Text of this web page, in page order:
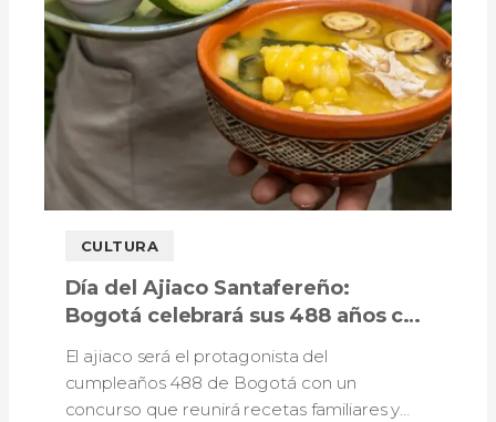
CULTURA
Día del Ajiaco Santafereño:
Bogotá celebrará sus 488 años con
gastronómico
El ajiaco será el protagonista del
cumpleaños 488 de Bogotá con un
concurso que reunirá recetas familiares y